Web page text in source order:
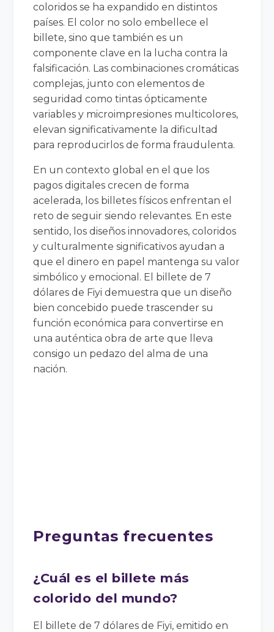
coloridos se ha expandido en distintos
países. El color no solo embellece el
billete, sino que también es un
componente clave en la lucha contra la
falsificación. Las combinaciones cromáticas
complejas, junto con elementos de
seguridad como tintas ópticamente
variables y microimpresiones multicolores,
elevan significativamente la dificultad
para reproducirlos de forma fraudulenta.
En un contexto global en el que los
pagos digitales crecen de forma
acelerada, los billetes físicos enfrentan el
reto de seguir siendo relevantes. En este
sentido, los diseños innovadores, coloridos
y culturalmente significativos ayudan a
que el dinero en papel mantenga su valor
simbólico y emocional. El billete de 7
dólares de Fiyi demuestra que un diseño
bien concebido puede trascender su
función económica para convertirse en
una auténtica obra de arte que lleva
consigo un pedazo del alma de una
nación.
Preguntas frecuentes
¿Cuál es el billete más
colorido del mundo?
El billete de 7 dólares de Fiyi, emitido en